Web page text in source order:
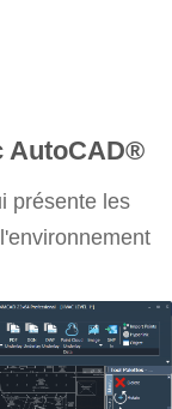
AutoCAD®
présente les